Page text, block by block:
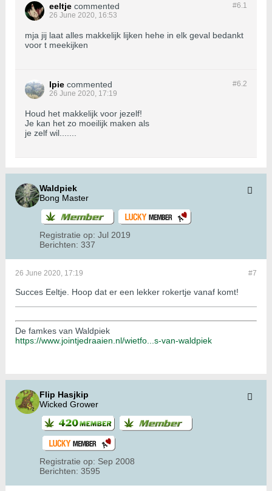
#6.1
eeltje commented
26 June 2020, 16:53
mja jij laat alles makkelijk lijken hehe in elk geval bedankt
voor t meekijken
#6.2
Ipie commented
26 June 2020, 17:19
Houd het makkelijk voor jezelf!
Je kan het zo moeilijk maken als
je zelf wil.......
Waldpiek
Bong Master
Registratie op: Jul 2019
Berichten: 337
#7
26 June 2020, 17:19
Succes Eeltje. Hoop dat er een lekker rokertje vanaf komt!
De famkes van Waldpiek
https://www.jointjedraaien.nl/wietfo...s-van-waldpiek
Flip Hasjkip
Wicked Grower
Registratie op: Sep 2008
Berichten: 3595